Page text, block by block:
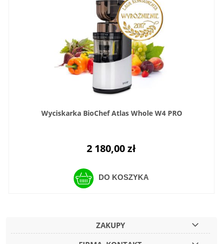
Wyciskarka BioChef Atlas Whole W4 PRO
2 180,00 zł
DO KOSZYKA
ZAKUPY